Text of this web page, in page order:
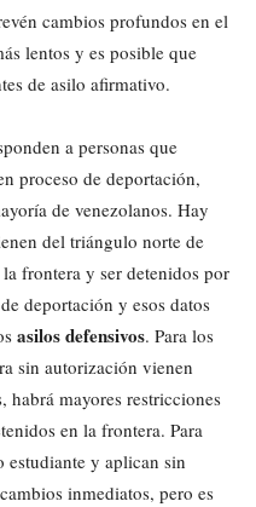
cambios profundos en el
lentos y es posible que
de asilo afirmativo.
a personas que
proceso de deportación,
de venezolanos. Hay
del triángulo norte de
frontera y ser detenidos por
deportación y esos datos
asilos defensivos. Para los
sin autorización vienen
habrá mayores restricciones
en la frontera. Para
estudiante y aplican sin
inmediatos, pero es